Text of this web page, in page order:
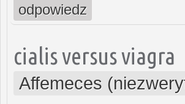
odpowiedz
cialis versus viagra
Affemeces